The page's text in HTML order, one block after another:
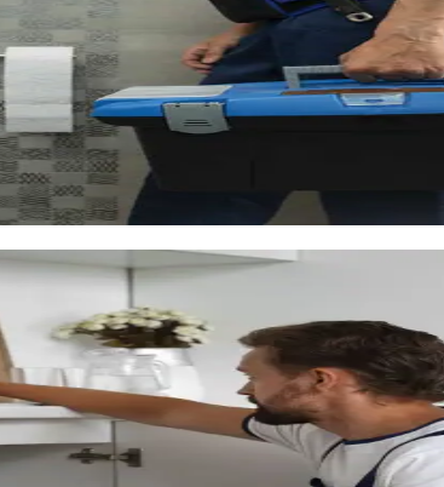
au calcaire que le cuivre. Un adoucisseur
et sans engagement.
dans la commune et connaît ses spécificités :